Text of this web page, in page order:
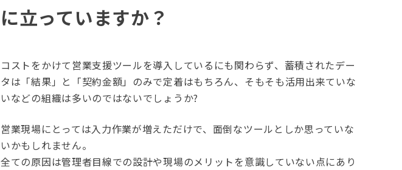
に立っていますか？
コストをかけて営業支援ツールを導入しているにも関わらず、蓄積されたデー
タは「結果」と「契約金額」のみで定着はもちろん、そもそも活用出来ていな
いなどの組織は多いのではないでしょうか?
営業現場にとっては入力作業が増えただけで、面倒なツールとしか思っていな
いかもしれません。
全ての原因は管理者目線での設計や現場のメリットを意識していない点にあり